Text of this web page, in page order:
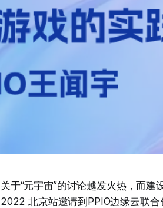
关于“元宇宙”的讨论越发火热，而
2022 北京站邀请到PPIO边缘云联